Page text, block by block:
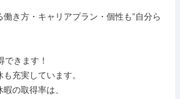
き方・キャリアプラン・個性も”自分ら
きます！
充実しています。
の取得率は、